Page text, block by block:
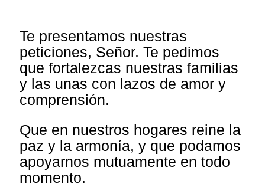
Te presentamos nuestras
peticiones, Señor. Te pedimos
que fortalezcas nuestras familias
y las unas con lazos de amor y
comprensión.
Que en nuestros hogares reine la
paz y la armonía, y que podamos
apoyarnos mutuamente en todo
momento.